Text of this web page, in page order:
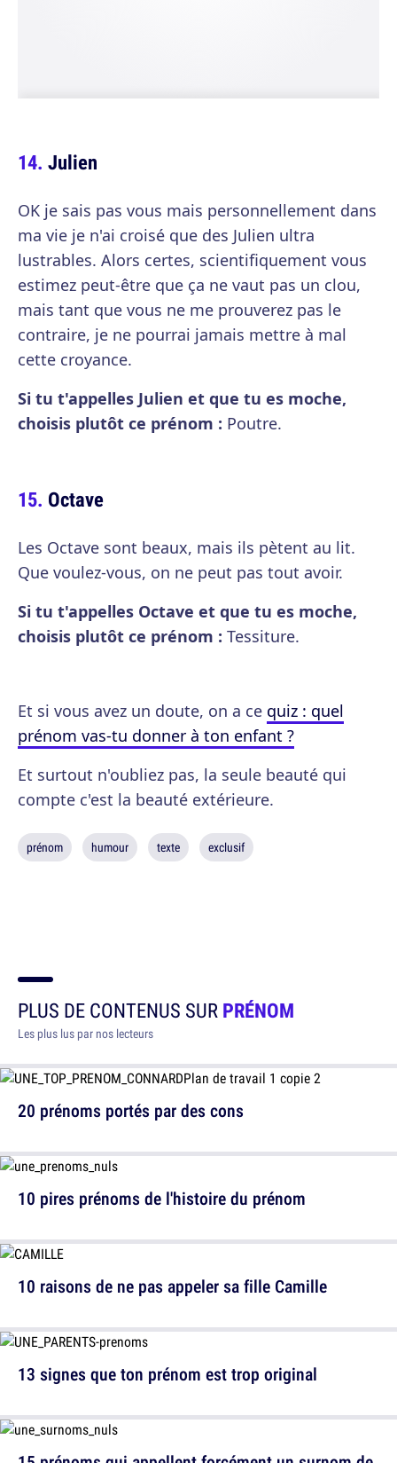
Julien
OK je sais pas vous mais personnellement dans
ma vie je n'ai croisé que des Julien ultra
lustrables. Alors certes, scientifiquement vous
estimez peut-être que ça ne vaut pas un clou,
mais tant que vous ne me prouverez pas le
contraire, je ne pourrai jamais mettre à mal
cette croyance.
Si tu t'appelles Julien et que tu es moche,
choisis plutôt ce prénom : Poutre.
Octave
Les Octave sont beaux, mais ils pètent au lit.
Que voulez-vous, on ne peut pas tout avoir.
Si tu t'appelles Octave et que tu es moche,
choisis plutôt ce prénom : Tessiture.
Et si vous avez un doute, on a ce quiz : quel
prénom vas-tu donner à ton enfant ?
Et surtout n'oubliez pas, la seule beauté qui
compte c'est la beauté extérieure.
prénom humour texte exclusif
PLUS DE CONTENUS SURPRÉNOM
Les plus lus par nos lecteurs
20 prénoms portés par des cons
10 raisons de ne pas appeler sa fille Camille
10 pires prénoms de l'histoire du prénom
13 signes que ton prénom est trop original